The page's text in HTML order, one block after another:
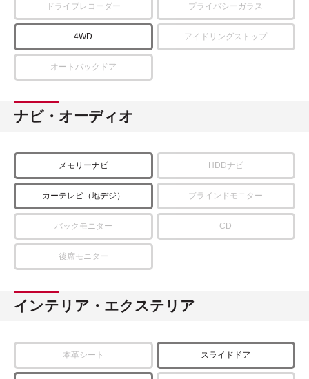
ドライブレコーダー プライバシーガラス
4WD アイドリングストップ
オートバックドア
ナビ・オーディオ
メモリーナビ HDDナビ
カーテレビ（地デジ） ブラインドモニター
バックモニター CD
後席モニター
インテリア・エクステリア
本革シート スライドドア